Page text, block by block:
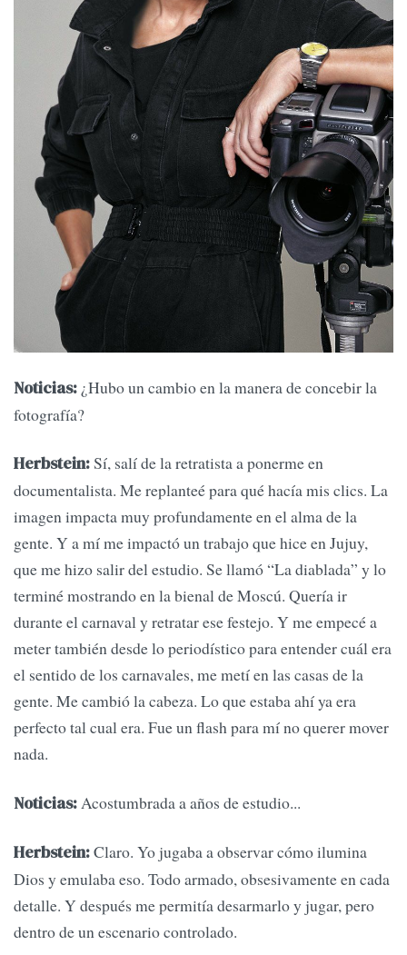
Noticias: ¿Hubo un cambio en la manera de concebir la
fotografía?
Herbstein:Sí, salí de la retratista a ponerme en
documentalista. Me replanteé para qué hacía mis clics. La
imagen impacta muy profundamente en el alma de la
gente. Y a mí me impactó un trabajo que hice en Jujuy,
que me hizo salir del estudio. Se llamó “La diablada” y lo
terminé mostrando en la bienal de Moscú. Quería ir
durante el carnaval y retratar ese festejo. Y me empecé a
meter también desde lo periodístico para entender cuál era
el sentido de los carnavales, me metí en las casas de la
gente. Me cambió la cabeza. Lo que estaba ahí ya era
perfecto tal cual era. Fue un flash para mí no querer mover
nada.
Noticias: Acostumbrada a años de estudio...
Herbstein:Claro. Yo jugaba a observar cómo ilumina
Dios y emulaba eso. Todo armado, obsesivamente en cada
detalle. Y después me permitía desarmarlo y jugar, pero
dentro de un escenario controlado.